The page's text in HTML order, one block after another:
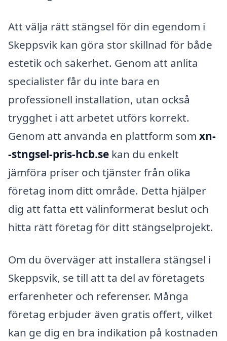
Att välja rätt stängsel för din egendom i
Skeppsvik kan göra stor skillnad för både
estetik och säkerhet. Genom att anlita
specialister får du inte bara en
professionell installation, utan också
trygghet i att arbetet utförs korrekt.
Genom att använda en plattform som xn-
-stngsel-pris-hcb.se kan du enkelt
jämföra priser och tjänster från olika
företag inom ditt område. Detta hjälper
dig att fatta ett välinformerat beslut och
hitta rätt företag för ditt stängselprojekt.
Om du överväger att installera stängsel i
Skeppsvik, se till att ta del av företagets
erfarenheter och referenser. Många
företag erbjuder även gratis offert, vilket
kan ge dig en bra indikation på kostnaden